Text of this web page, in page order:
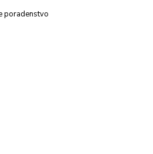
poradenstvo